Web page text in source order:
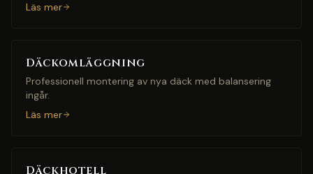
Läs mer
Däckomläggning
Professionell montering av nya däck med balansering
ingår.
Läs mer
Däckhotell